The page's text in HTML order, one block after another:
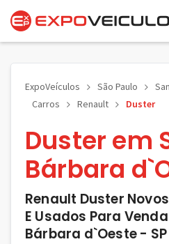
ExpoVeículos São Paulo
Carros
Renault Duster
Duster em
Bárbara
Renault Duster
E Usados Para
Bárbara d`Oeste - SP